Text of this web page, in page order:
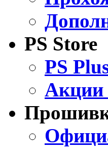
PS Store
PS
Акции